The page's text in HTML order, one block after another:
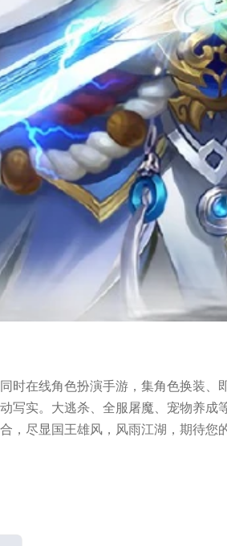
宣传片 图集(1/5)
时在线角色扮演手游，集角色换装
写实。大逃杀、全服屠魔、宠物养
，尽显国王雄风，风雨江湖，期待您